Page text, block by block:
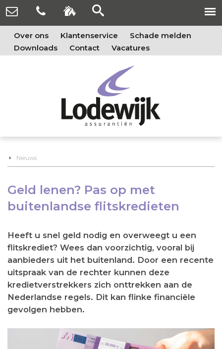
Over ons Klantenservice
Schade melden
Downloads
Contact Vacatures
Nieuws
Geld lenen? Pas op met
buitenlandse flitskredieten
Heeft u snel geld nodig en overweegt u een
flitskrediet? Wees dan voorzichtig, vooral bij
aanbieders uit het buitenland. Door een recente
uitspraak van de rechter kunnen deze
kredietverstrekkers zich onttrekken aan de
Nederlandse regels. Dit kan flinke financiële
gevolgen hebben.